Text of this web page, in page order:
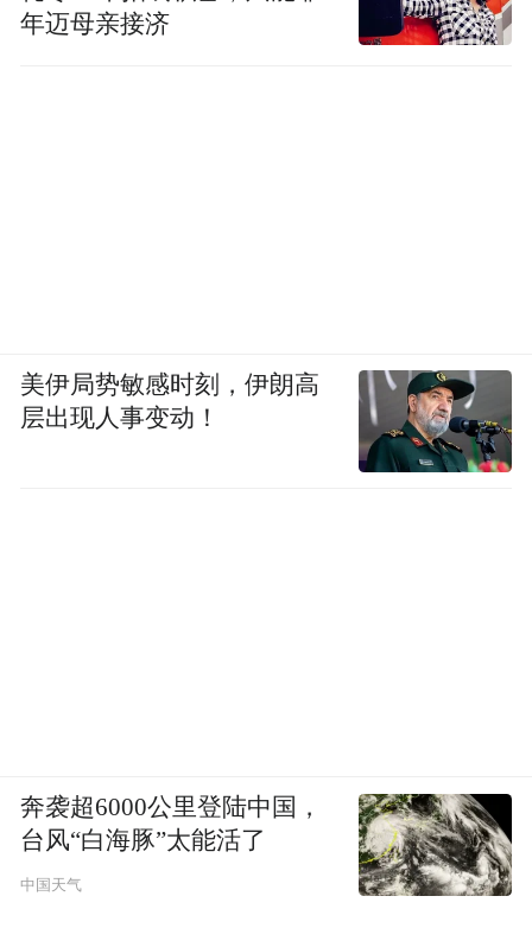
年迈母亲接济
美伊局势敏感时刻，伊朗高
层出现人事变动！
奔袭超6000公里登陆中国，
台风“白海豚”太能活了
中国天气